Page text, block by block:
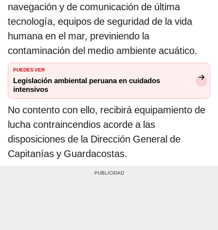
navegación y de comunicación de última
tecnología, equipos de seguridad de la vida
humana en el mar, previniendo la
contaminación del medio ambiente acuático.
PUEDES VER
Legislación ambiental peruana en cuidados
intensivos
No contento con ello, recibirá equipamiento de
lucha contraincendios acorde a las
disposiciones de la Dirección General de
Capitanías y Guardacostas.